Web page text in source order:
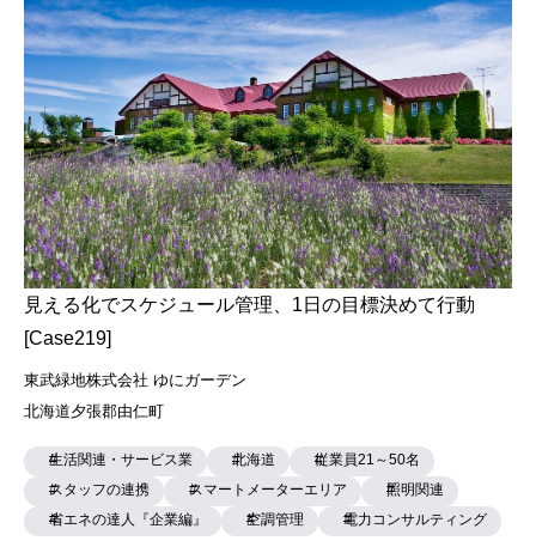
見える化でスケジュール管理、1日の目標決めて行動
[Case219]
東武緑地株式会社 ゆにガーデン
北海道夕張郡由仁町
生活関連・サービス業 北海道
従業員21～50名
スタッフの連携
スマートメーターエリア
照明関連
省エネの達人『企業編』
空調管理 電力コンサルティング